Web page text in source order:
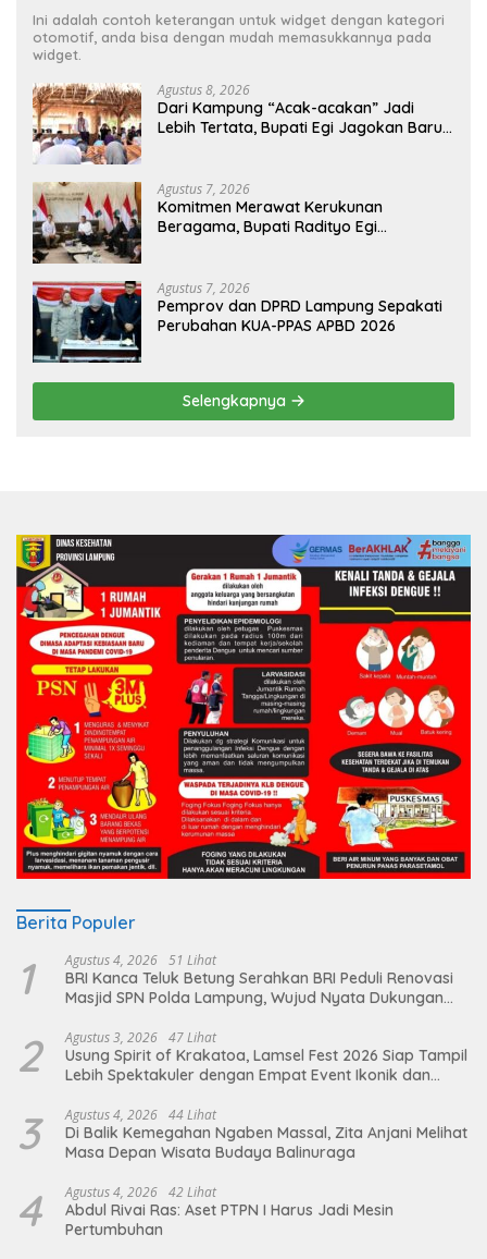
Ini adalah contoh keterangan untuk widget dengan kategori
otomotif, anda bisa dengan mudah memasukkannya pada
widget.
Agustus 8, 2026
Dari Kampung “Acak-acakan” Jadi
Lebih Tertata, Bupati Egi Jagokan Baru
Agustus 7, 2026
Komitmen Merawat Kerukunan
Beragama, Bupati Radityo Egi
Agustus 7, 2026
Pemprov dan DPRD Lampung Sepakati
Perubahan KUA-PPAS APBD 2026
Selengkapnya
Berita Populer
1 Agustus 4, 2026 51 Lihat
BRI Kanca Teluk Betung Serahkan BRI Peduli Renovasi
Masjid SPN Polda Lampung, Wujud Nyata Dukungan
2 Agustus 3, 2026 47 Lihat
Usung Spirit of Krakatoa, Lamsel Fest 2026 Siap Tampil
Lebih Spektakuler dengan Empat Event Ikonik dan
3 Agustus 4, 2026 44 Lihat
Di Balik Kemegahan Ngaben Massal, Zita Anjani Melihat
Masa Depan Wisata Budaya Balinuraga
4 Agustus 4, 2026 42 Lihat
Abdul Rivai Ras: Aset PTPN I Harus Jadi Mesin
Pertumbuhan